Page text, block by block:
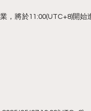
，將於11:00(UTC+8)開始